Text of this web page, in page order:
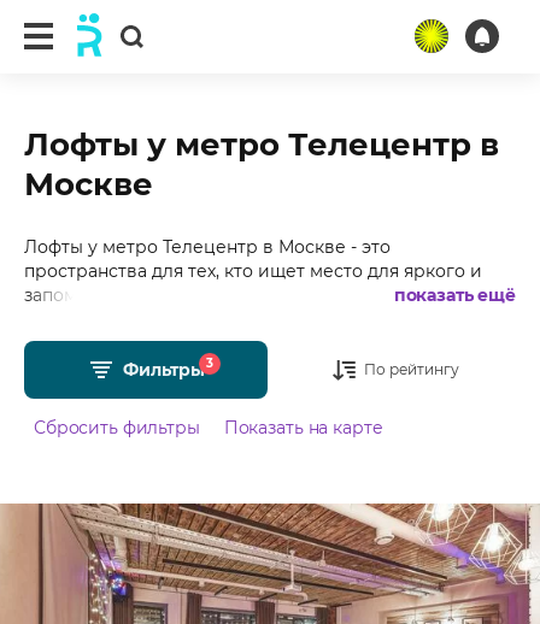
Лофты у метро Телецентр в
Москве
Лофты у метро Телецентр в Москве - это
пространства для тех, кто ищет место для яркого и
запоминающегося мероприятия. Подобрали для Вас
фотографиями, отзывами, средним рейтингом 4.88 из
5 и стоимостью от 900 рублей в час.
показать ещё
Фильтры3 По рейтингу
Сбросить фильтры Показать на карте